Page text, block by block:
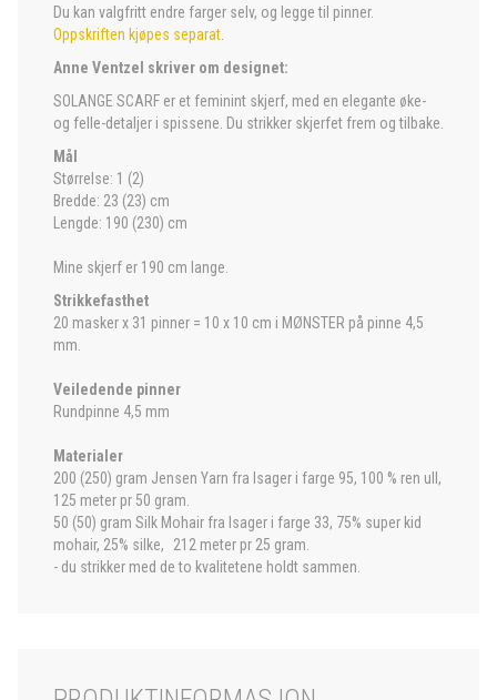
Du kan valgfritt endre farger selv, og legge til pinner.
Oppskriften kjøpes separat
Anne Ventzel skriver om designet:
SOLANGE SCARF er et feminint skjerf, med en elegante øke-
og felle-detaljer i spissene. Du strikker skjerfet frem og tilbake.
Mål
Størrelse: 1 (2)
Bredde: 23 (23) cm
Lengde: 190 (230) cm
Mine skjerf er 190 cm lange.
Strikkefasthet
20 masker x 31 pinner = 10 x 10 cm i MØNSTER på pinne 4,5
mm.
Veiledende pinner
Rundpinne 4,5 mm
Materialer
200 (250) gram Jensen Yarn fra Isager i farge 95, 100 % ren ull,
125 meter pr 50 gram.
50 (50) gram Silk Mohair fra Isager i farge 33, 75% super kid
mohair, 25% silke, 212 meter pr 25 gram.
- du strikker med de to kvalitetene holdt sammen.